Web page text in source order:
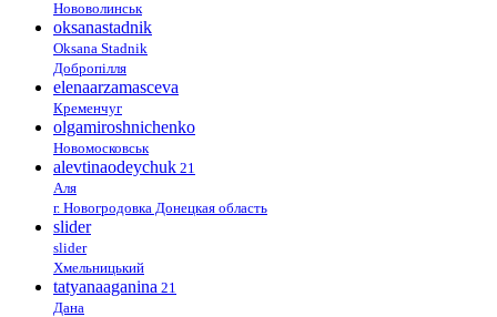
Нововолинськ
oksanastadnik
Oksana Stadnik
Добропілля
elenaarzamasceva
Кременчуг
olgamiroshnichenko
Новомосковськ
alevtinaodeychuk 21
Аля
г. Новогродовка Донецкая область
slider
slider
Хмельницький
tatyanaaganina 21
Дана